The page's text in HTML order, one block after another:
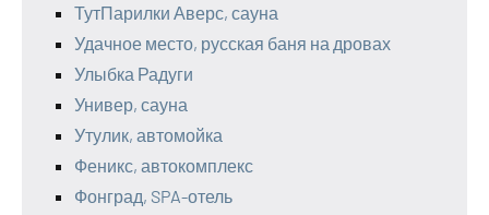
ТутПарилки Аверс, сауна
Удачное место, русская баня на дровах
Улыбка Радуги
Универ, сауна
Утулик, автомойка
Феникс, автокомплекс
Фонград, SPA-отель